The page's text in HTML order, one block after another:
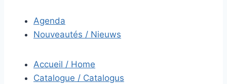
Agenda
Nouveautés / Nieuws
Accueil / Home
Catalogue / Catalogus